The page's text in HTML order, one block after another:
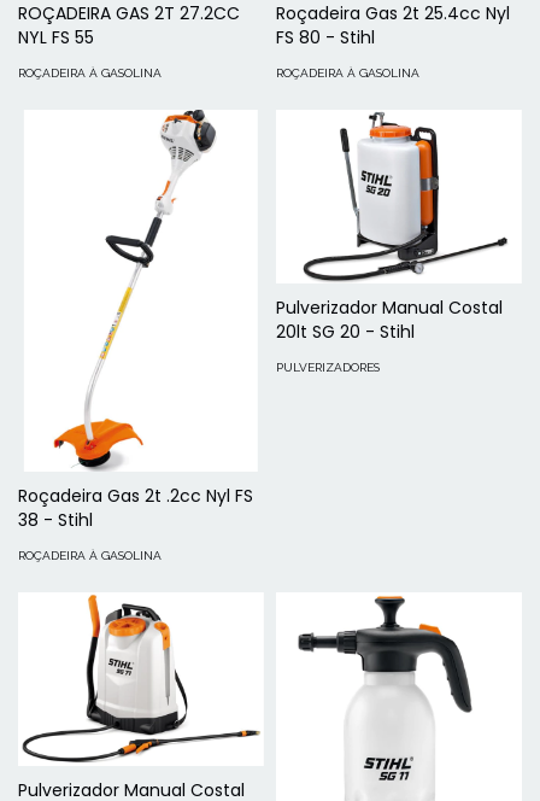
ROÇADEIRA GAS 2T 27.2CC
NYL FS 55
ROÇADEIRA À GASOLINA
Roçadeira Gas 2t 25.4cc Nyl
FS 80 - Stihl
ROÇADEIRA À GASOLINA
Roçadeira Gas 2t .2cc Nyl FS
38 - Stihl
ROÇADEIRA À GASOLINA
Pulverizador Manual Costal
20lt SG 20 - Stihl
PULVERIZADORES
Pulverizador Manual Costal